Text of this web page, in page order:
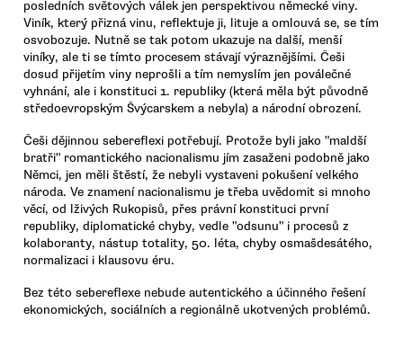
posledních světových válek jen perspektivou německé viny.
Viník, který přizná vinu, reflektuje ji, lituje a omlouvá se, se tím
osvobozuje. Nutně se tak potom ukazuje na další, menší
viníky, ale ti se tímto procesem stávají výraznějšími. Češi
dosud přijetím viny neprošli a tím nemyslím jen poválečné
vyhnání, ale i konstituci 1. republiky (která měla být původně
středoevropským Švýcarskem a nebyla) a národní obrození.
Češi dějinnou sebereflexi potřebují. Protože byli jako "maldší
bratři" romantického nacionalismu jím zasaženi podobně jako
Němci, jen měli štěstí, že nebyli vystaveni pokušení velkého
národa. Ve znamení nacionalismu je třeba uvědomit si mnoho
věcí, od lživých Rukopisů, přes právní konstituci první
republiky, diplomatické chyby, vedle "odsunu" i procesů z
kolaboranty, nástup totality, 50. léta, chyby osmašdesátého,
normalizaci i klausovu éru.
Bez této sebereflexe nebude autentického a účinného řešení
ekonomických, sociálních a regionálně ukotvených problémů.